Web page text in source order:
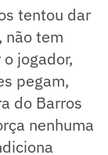
tentou dar
não tem
jogador,
pegam,
do Barros
nenhuma